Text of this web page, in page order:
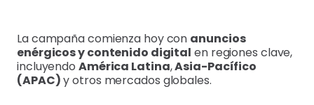
La campaña comienza hoy con anuncios
enérgicos y contenido digital en regiones clave,
incluyendo América Latina,Asia-Pacífico
(APAC)y otros mercados globales.